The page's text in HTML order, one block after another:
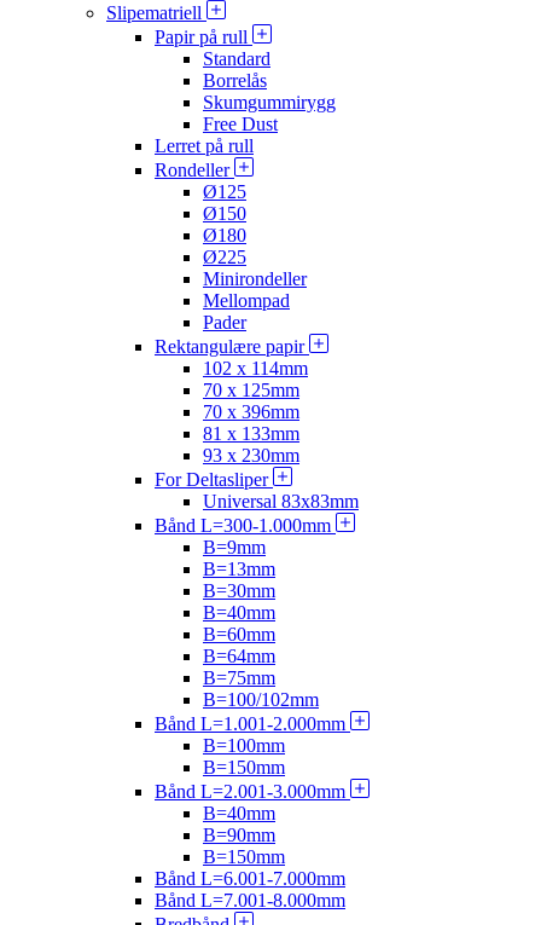
Slipematriell
Papir på rull
Standard
Borrelås
Skumgummirygg
Free Dust
Lerret på rull
Rondeller
Ø125
Ø150
Ø180
Ø225
Minirondeller
Mellompad
Pader
Rektangulære papir
102 x 114mm
70 x 125mm
70 x 396mm
81 x 133mm
93 x 230mm
For Deltasliper
Universal 83x83mm
Bånd L=300-1.000mm
B=9mm
B=13mm
B=30mm
B=40mm
B=60mm
B=64mm
B=75mm
B=100/102mm
Bånd L=1.001-2.000mm
B=100mm
B=150mm
Bånd L=2.001-3.000mm
B=40mm
B=90mm
B=150mm
Bånd L=6.001-7.000mm
Bånd L=7.001-8.000mm